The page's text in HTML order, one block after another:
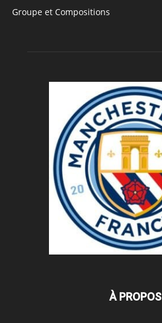
Groupe et Compositions
À PROPOS